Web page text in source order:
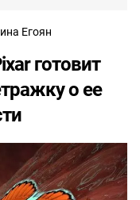
Егоян
готовит
о ее